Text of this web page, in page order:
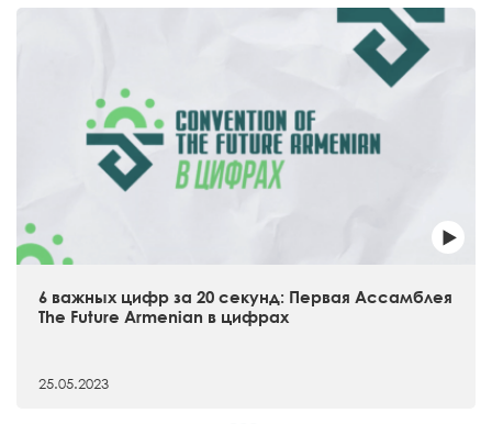
6 важных цифр за 20 секунд: Первая Ассамблея
The Future Armenian в цифрах
25.05.2023